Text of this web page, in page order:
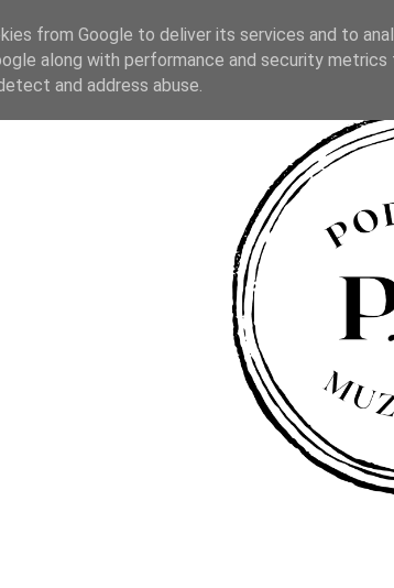
from Google to deliver its services and to
along with performance and security
and address abuse.